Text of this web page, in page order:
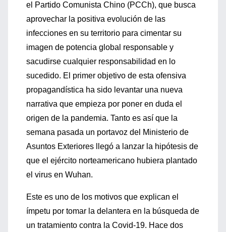
el Partido Comunista Chino (PCCh), que busca
aprovechar la positiva evolución de las
infecciones en su territorio para cimentar su
imagen de potencia global responsable y
sacudirse cualquier responsabilidad en lo
sucedido. El primer objetivo de esta ofensiva
propagandística ha sido levantar una nueva
narrativa que empieza por poner en duda el
origen de la pandemia. Tanto es así que la
semana pasada un portavoz del Ministerio de
Asuntos Exteriores llegó a lanzar la hipótesis de
que el ejército norteamericano hubiera plantado
el virus en Wuhan.
Este es uno de los motivos que explican el
ímpetu por tomar la delantera en la búsqueda de
un tratamiento contra la Covid-19. Hace dos